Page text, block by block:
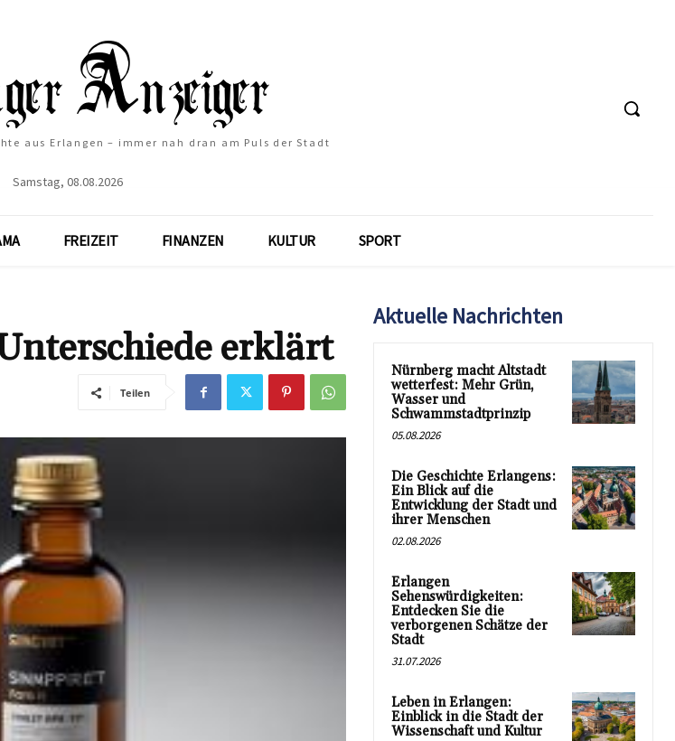
aus Erlangen – immer nah dran am Puls der Stadt
Samstag, 08.08.2026
FREIZEIT FINANZEN KULTUR SPORT
erklärt
Teilen
Aktuelle Nachrichten
Nürnberg macht Altstadt
wetterfest: Mehr Grün,
Wasser und
Schwammstadtprinzip
05.08.2026
Die Geschichte Erlangens:
Ein Blick auf die
Entwicklung der Stadt und
ihrer Menschen
02.08.2026
Erlangen
Sehenswürdigkeiten:
Entdecken Sie die
verborgenen Schätze der
Stadt
31.07.2026
Leben in Erlangen:
Einblick in die Stadt der
Wissenschaft und Kultur